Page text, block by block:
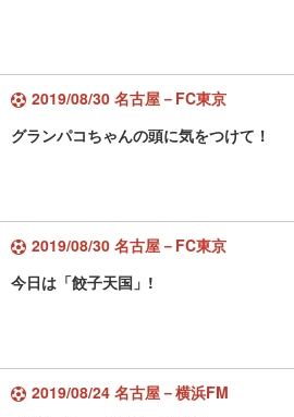
2019/08/30 名古屋－FC東京
グランパコちゃんの頭に気をつけて！
2019/08/30 名古屋－FC東京
今日は「餃子天国」!
2019/08/24 名古屋－横浜FM